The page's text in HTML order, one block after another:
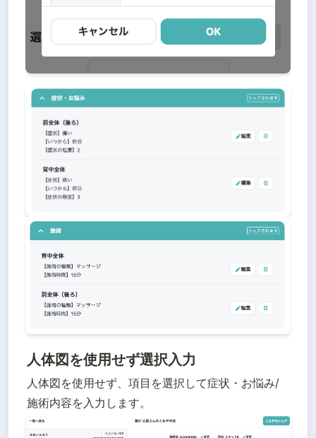
人体図を使用せず選択入力
人体図を使用せず、項目を選択して症状・お悩み/
施術内容を入力します。